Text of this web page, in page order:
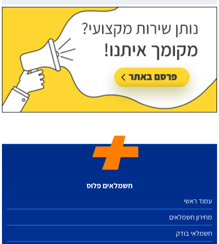
חשמלאים פלוס
עמוד ראשי
מחירון חשמלאים
חשמלאי בודק